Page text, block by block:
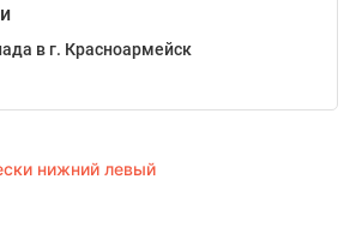
в г. Красноармейск
нижний левый